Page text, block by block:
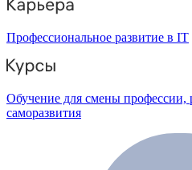
Профессиональное развитие в IT
Обучение для смены профессии,
саморазвития